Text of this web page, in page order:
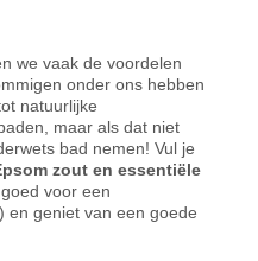
we vaak de voordelen
onder ons hebben
natuurlijke
maar als dat niet
bad nemen! Vul je
zout en essentiële
voor een
en geniet van een goede